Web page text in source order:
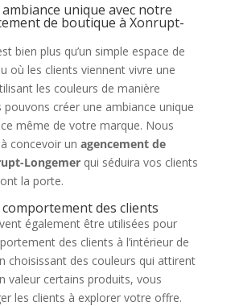
unique avec notre
de boutique à Xonrupt-
bien plus qu’un simple espace de
où les clients viennent vivre une
les couleurs de manière
créer une ambiance unique
même de votre marque. Nous
concevoir un agencement de
Longemerqui séduira vos clients
la porte.
des clients
également être utilisées pour
des clients à l’intérieur de
choisissant des couleurs qui attirent
valeur certains produits, vous
les clients à explorer votre offre.